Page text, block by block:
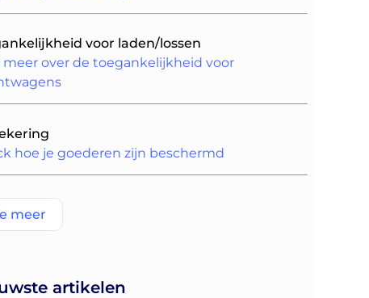
voor laden/lossen
meer over de toegankelijkheid voor
hoe je goederen zijn beschermd
meer
artikelen